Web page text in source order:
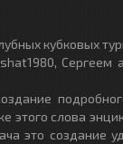
кубковых
Сергеем
этого слова
это создание